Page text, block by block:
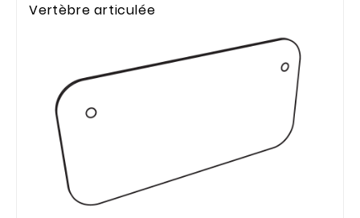
Vertèbre articulée